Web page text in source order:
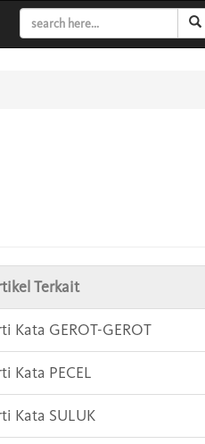
Terkait
Kata GEROT-GEROT
Kata PECEL
Kata SULUK